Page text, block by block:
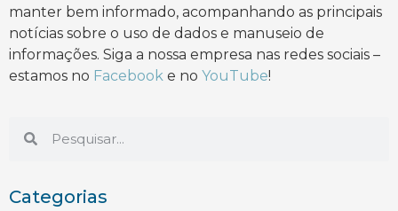
manter bem informado, acompanhando as principais
notícias sobre o uso de dados e manuseio de
informações. Siga a nossa empresa nas redes sociais –
estamos no Facebook e no YouTube!
Categorias